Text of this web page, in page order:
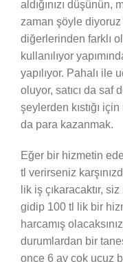
aldığınızı
zaman şöyle diyoruz
diğerlerinden farklı
kullanılıyor
yapılıyor. Pahalı ile
oluyor, satıcı da saf
şeylerden kıstığı
da para kazanmak.
Eğer bir hizmetin
tl verirseniz
lik iş çıkaracaktır,
gidip 100 tl lik bir
harcamış
durumlardan bir
once 6 ay çok ucuz